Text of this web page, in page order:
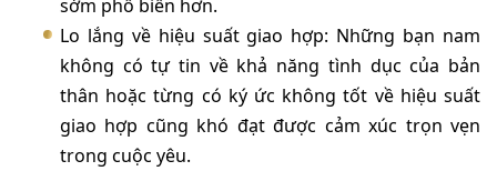
sớm phổ biến hơn.
Lo lắng về hiệu suất giao hợp: Những bạn nam
không có tự tin về khả năng tình dục của bản
thân hoặc từng có ký ức không tốt về hiệu suất
giao hợp cũng khó đạt được cảm xúc trọn vẹn
trong cuộc yêu.